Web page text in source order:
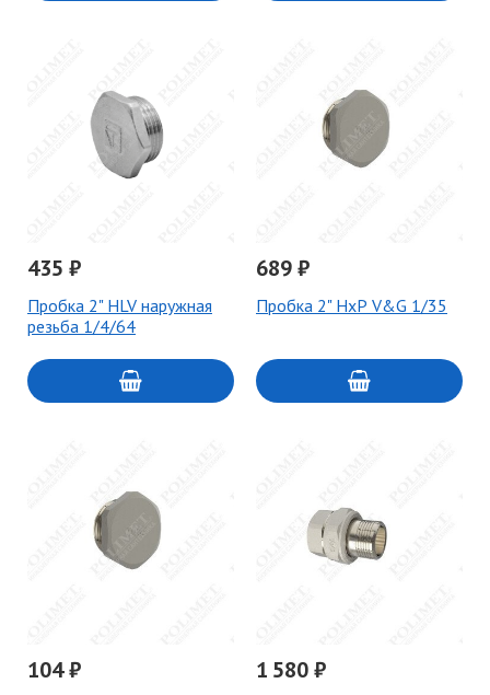
435 ₽
Пробка 2" HLV наружная
резьба 1/4/64
689 ₽
Пробка 2" НхР V&G 1/35
104 ₽ 1 580 ₽